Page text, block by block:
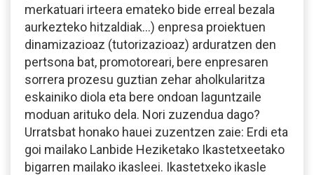
merkatuari irteera emateko bide erreal bezala
aurkezteko hitzaldiak…) enpresa proiektuen
dinamizazioaz (tutorizazioaz) arduratzen den
pertsona bat, promotoreari, bere enpresaren
sorrera prozesu guztian zehar aholkularitza
eskainiko diola eta bere ondoan laguntzaile
moduan arituko dela. Nori zuzendua dago?
Urratsbat honako hauei zuzentzen zaie: Erdi eta
goi mailako Lanbide Heziketako Ikastetxeetako
bigarren mailako ikasleei. Ikastetxeko ikasle